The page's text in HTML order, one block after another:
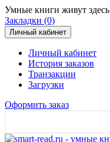
Умные книги живут здесь
Закладки (0)
Личный кабинет
Личный кабинет
История заказов
Транзакции
Загрузки
Оформить заказ